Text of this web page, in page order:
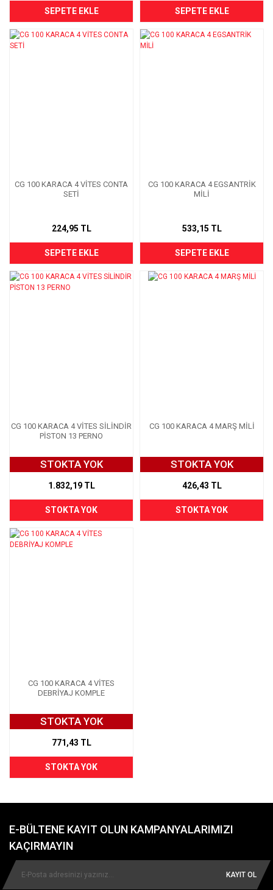
SEPETE EKLE SEPETE EKLE
CG 100 KARACA 4 VİTES CONTA
SETİ
224,95 TL
SEPETE EKLE
CG 100 KARACA 4 EGSANTRİK
MİLİ
533,15 TL
SEPETE EKLE
CG 100 KARACA 4 VİTES SİLİNDİR
PİSTON 13 PERNO
STOKTA YOK
1.832,19 TL
STOKTA YOK
CG 100 KARACA 4 MARŞ MİLİ
STOKTA YOK
426,43 TL
STOKTA YOK
CG 100 KARACA 4 VİTES
DEBRİYAJ KOMPLE
STOKTA YOK
771,43 TL
STOKTA YOK
E-BÜLTENE KAYIT OLUN KAMPANYALARIMIZI
KAÇIRMAYIN
KAYIT OL